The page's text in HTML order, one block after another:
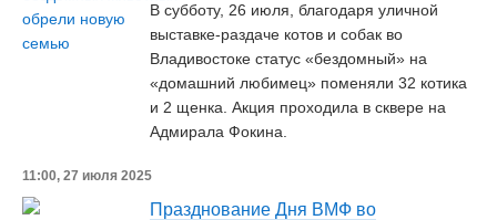
В субботу, 26 июля, благодаря уличной
выставке-раздаче котов и собак во
Владивостоке статус «бездомный» на
«домашний любимец» поменяли 32 котика
и 2 щенка. Акция проходила в сквере на
Адмирала Фокина.
11:00, 27 июля 2025
Празднование Дня ВМФ во